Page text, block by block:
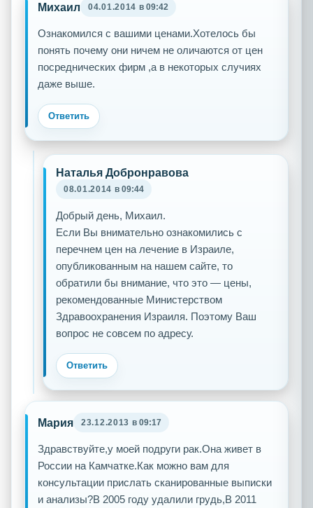
Михаил 04.01.2014 в 09:42
Ознакомился с вашими ценами.Хотелось бы
понять почему они ничем не оличаются от цен
посреднических фирм ,а в некоторых случиях
даже выше.
Ответить
Наталья Добронравова
08.01.2014 в 09:44
Добрый день, Михаил.
Если Вы внимательно ознакомились с
перечнем цен на лечение в Израиле,
опубликованным на нашем сайте, то
обратили бы внимание, что это — цены,
рекомендованные Министерством
Здравоохранения Израиля. Поэтому Ваш
вопрос не совсем по адресу.
Ответить
Мария 23.12.2013 в 09:17
Здравствуйте,у моей подруги рак.Она живет в
России на Камчатке.Как можно вам для
консультации прислать сканированные выписки
и анализы?В 2005 году удалили грудь,В 2011